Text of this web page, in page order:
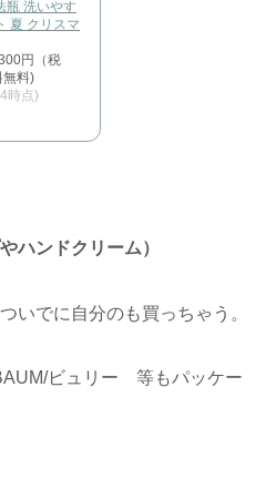
瓶 洗いやす
夏 クリスマ
円（税
無料)
時点)
ンドクリーム）
いでに自分のも買っちゃう。
ビュリー 等もパッケー